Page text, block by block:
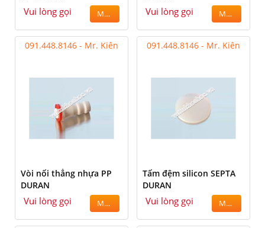
Vui lòng gọi MUA Vui lòng gọi MUA
091.448.8146 - Mr. Kiên
Vòi nối thẳng nhựa PP
DURAN
Vui lòng gọi MUA
091.448.8146 - Mr. Kiên
Tấm đệm silicon SEPTA
DURAN
Vui lòng gọi MUA